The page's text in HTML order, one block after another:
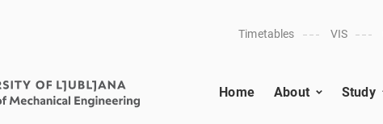
Timetables VIS
Home About Study